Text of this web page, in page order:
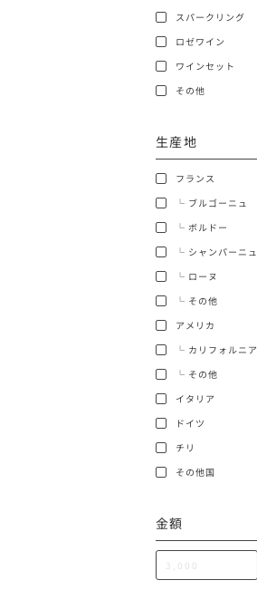
スパークリング
ロゼワイン
ワインセット
その他
生産地
フランス
└ ブルゴーニュ
└ ボルドー
└ シャンパーニュ
└ ローヌ
└ その他
アメリカ
└ カリフォルニア
└ その他
イタリア
ドイツ
チリ
その他国
金額